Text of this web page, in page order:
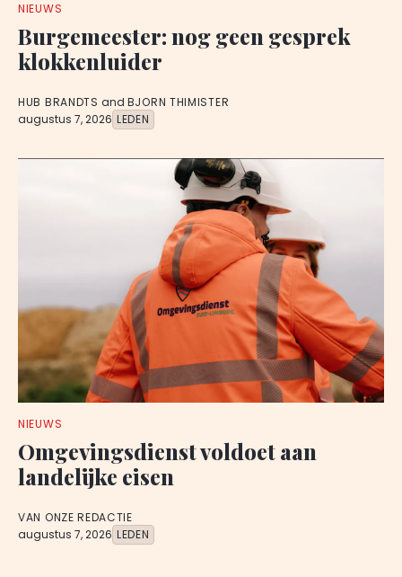
NIEUWS
Burgemeester: nog geen gesprek
klokkenluider
HUB BRANDTS and BJORN THIMISTER
augustus 7, 2026 LEDEN
NIEUWS
Omgevingsdienst voldoet aan
landelijke eisen
VAN ONZE REDACTIE
augustus 7, 2026 LEDEN